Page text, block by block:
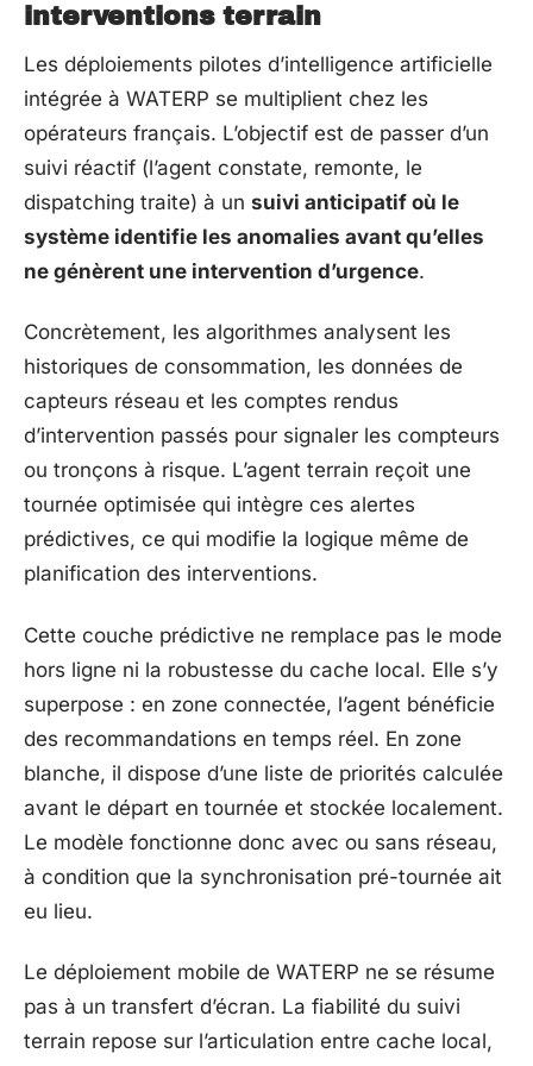
interventions terrain
Les déploiements pilotes d’intelligence artificielle
intégrée à WATERP se multiplient chez les
opérateurs français. L’objectif est de passer d’un
suivi réactif (l’agent constate, remonte, le
dispatching traite) à un suivi anticipatif où le
système identifie les anomalies avant qu’elles
ne génèrent une intervention d’urgence.
Concrètement, les algorithmes analysent les
historiques de consommation, les données de
capteurs réseau et les comptes rendus
d’intervention passés pour signaler les compteurs
ou tronçons à risque. L’agent terrain reçoit une
tournée optimisée qui intègre ces alertes
prédictives, ce qui modifie la logique même de
planification des interventions.
Cette couche prédictive ne remplace pas le mode
hors ligne ni la robustesse du cache local. Elle s’y
superpose : en zone connectée, l’agent bénéficie
des recommandations en temps réel. En zone
blanche, il dispose d’une liste de priorités calculée
avant le départ en tournée et stockée localement.
Le modèle fonctionne donc avec ou sans réseau,
à condition que la synchronisation pré-tournée ait
eu lieu.
Le déploiement mobile de WATERP ne se résume
pas à un transfert d’écran. La fiabilité du suivi
terrain repose sur l’articulation entre cache local,